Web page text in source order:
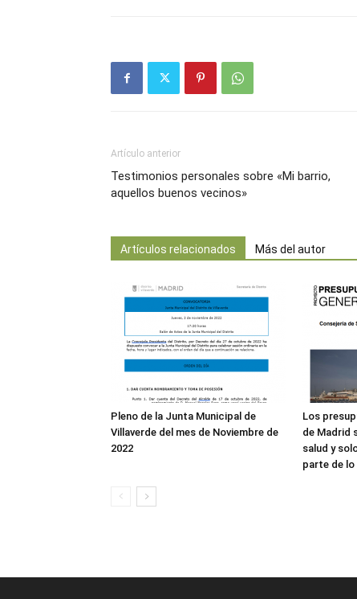
Artículo anterior
Testimonios personales sobre «Mi barrio,
aquellos buenos vecinos»
Artículos relacionados Más del autor
Pleno de la Junta Municipal de
Villaverde del mes de Noviembre de
2022
Los
de Madrid
salud y
parte de lo